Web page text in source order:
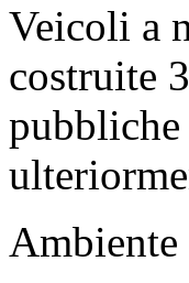
Veicoli a
costruite